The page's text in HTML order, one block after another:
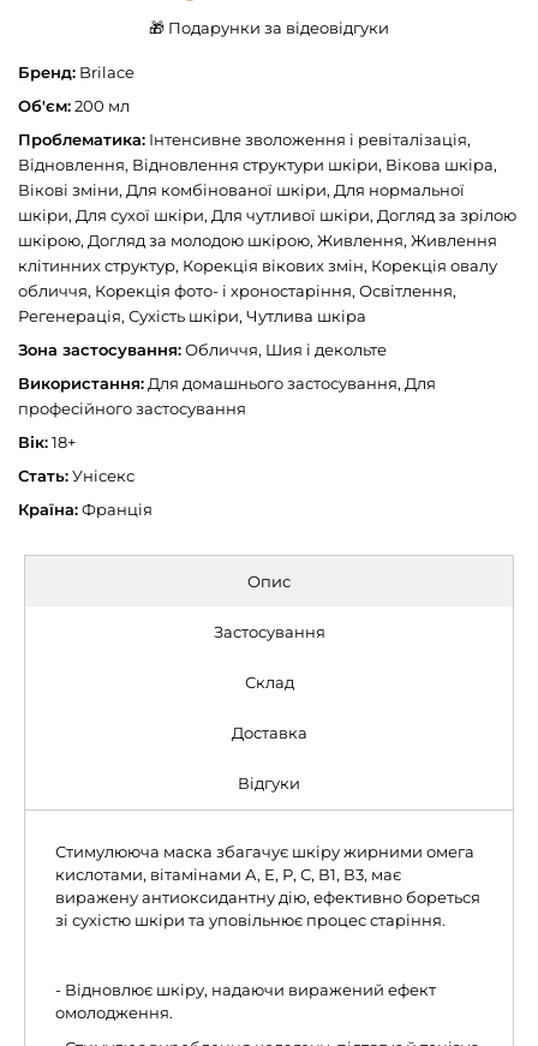
🎁 Подарунки за відеовідгуки
Бренд: Brilace
Об'єм:200 мл
Проблематика: Інтенсивне зволоження і ревіталізація,
Відновлення, Відновлення структури шкіри, Вікова шкіра,
Вікові зміни, Для комбінованої шкіри, Для нормальної
шкіри, Для сухої шкіри, Для чутливої шкіри, Догляд за зрілою
шкірою, Догляд за молодою шкірою, Живлення, Живлення
клітинних структур, Корекція вікових змін, Корекція овалу
обличчя, Корекція фото- і хроностаріння, Освітлення,
Регенерація, Сухість шкіри, Чутлива шкіра
Зона застосування:Обличчя, Шия і декольте
Використання: Для домашнього застосування, Для
професійного застосування
Вік:18+
Стать:Унісекс
Країна:Франція
Опис
Застосування
Склад
Доставка
Відгуки
Стимулююча маска збагачує шкіру жирними омега
кислотами, вітамінами А, Е, Р, С, В1, В3, має
виражену антиоксидантну дію, ефективно бореться
зі сухістю шкіри та уповільнює процес старіння.
- Відновлює шкіру, надаючи виражений ефект
омолодження.